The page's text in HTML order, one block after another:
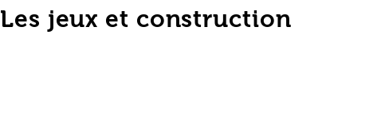
Les jeux et construction